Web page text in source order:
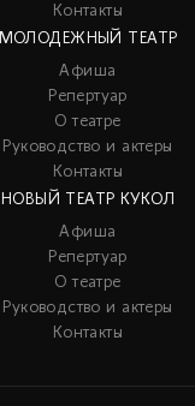
Контакты
МОЛОДЕЖНЫЙ ТЕАТР
Афиша
Репертуар
О театре
Руководство и актеры
Контакты
НОВЫЙ ТЕАТР КУКОЛ
Афиша
Репертуар
О театре
Руководство и актеры
Контакты